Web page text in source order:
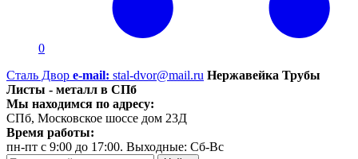
0
Сталь Двор e-mail: stal-dvor@mail.ru Нержавейка Трубы
Листы - металл в СПб
Мы находимся по адресу:
СПб, Московское шоссе дом 23Д
Время работы:
пн-пт с 9:00 до 17:00. Выходные: Сб-Вс